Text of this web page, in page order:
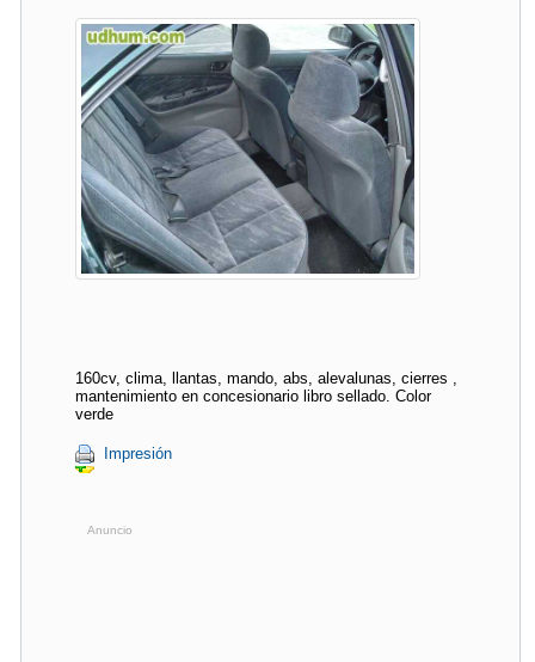
160cv, clima, llantas, mando, abs, alevalunas, cierres ,
mantenimiento en concesionario libro sellado. Color
verde
Impresión
Anuncio